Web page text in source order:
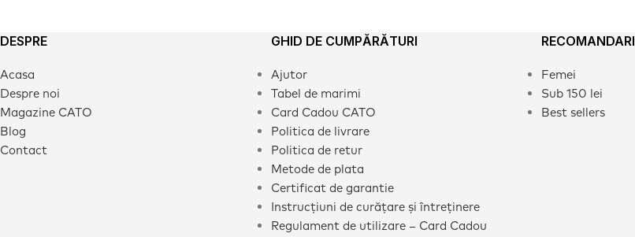
DESPRE
Acasa
Despre noi
Magazine CATO
Blog
Contact
GHID DE CUMPĂRĂTURI
Ajutor
Tabel de marimi
Card Cadou CATO
Politica de livrare
Politica de retur
Metode de plata
Certificat de garantie
Instrucțiuni de curățare și întreținere
Regulament de utilizare – Card Cadou
RECOMANDARI
Femei
Sub 150 lei
Best sellers